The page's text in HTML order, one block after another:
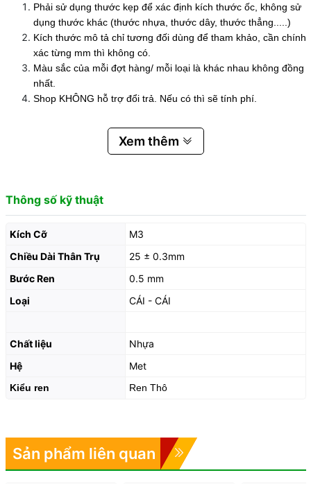
Phải sử dụng thước kẹp để xác định kích thước ốc, không sử
dụng thước khác (thước nhựa, thước dây, thước thẳng.....)
Kích thước mô tả chỉ tương đối dùng để tham khảo, cần chính
xác từng mm thì không có.
Màu sắc của mỗi đợt hàng/ mỗi loại là khác nhau không đồng
nhất.
Shop KHÔNG hỗ trợ đổi trả. Nếu có thì sẽ tính phí.
Xem thêm
Thông số kỹ thuật
Kích Cỡ
M3
Chiều Dài Thân Trụ
25 ± 0.3mm
Bước Ren
0.5 mm
Loại
CÁI - CÁI
Chất liệu
Nhựa
Hệ
Met
Kiểu ren Ren Thô
Sản phẩm liên quan